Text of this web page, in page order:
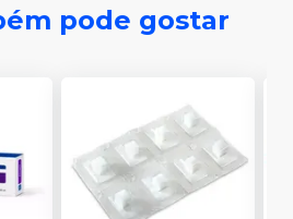
pode gostar